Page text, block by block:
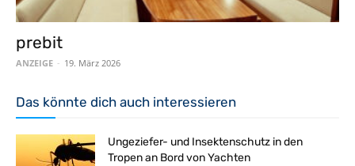
prebit
ANZEIGE - 19. März 2026
Das könnte dich auch interessieren
Ungeziefer- und Insektenschutz in den
Tropen an Bord von Yachten